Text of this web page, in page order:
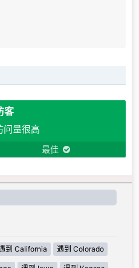
客
问量很高
最佳
到 California 遇到 Colorado